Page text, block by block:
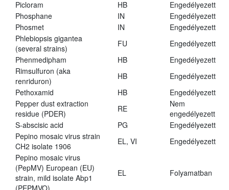
Picloram
HB
Engedélyezett
Phosphane
IN
Engedélyezett
Phosmet
IN
Engedélyezett
Phlebiopsis gigantea
(several strains)
FU
Engedélyezett
Phenmedipham
HB
Engedélyezett
Rimsulfuron (aka
renriduron)
HB
Engedélyezett
Pethoxamid
HB
Engedélyezett
Pepper dust extraction
residue (PDER)
RE
Nem
engedélyezett
S-abscisic acid
PG
Engedélyezett
Pepino mosaic virus strain
CH2 isolate 1906
EL, VI
Engedélyezett
Pepino mosaic virus
(PepMV) European (EU)
strain, mild isolate Abp1
EL Folyamatban